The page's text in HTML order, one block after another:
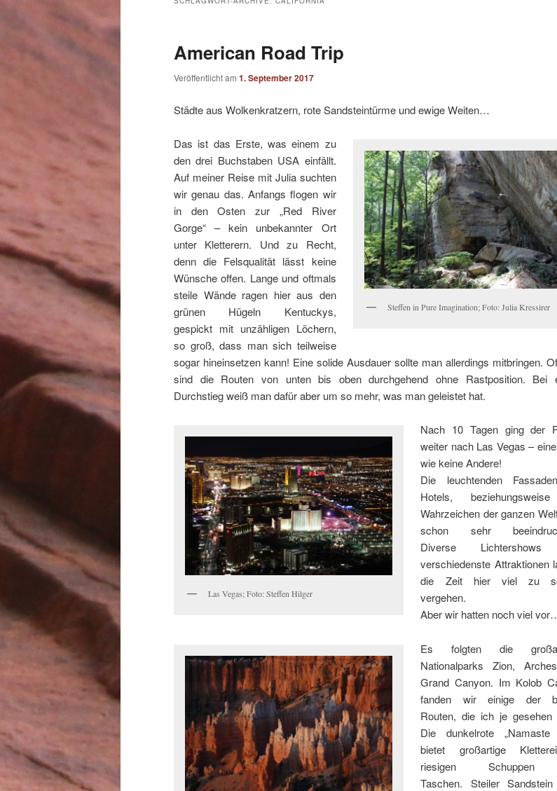
American Road Trip
Veröffentlicht am 1. September 2017
Städte aus Wolkenkratzern, rote Sandsteintürme und ewige Weiten…
Steffen in Pure Imagination; Foto: Julia Kressirer
Das ist das Erste, was einem zu
den drei Buchstaben USA einfällt.
Auf meiner Reise mit Julia suchten
wir genau das. Anfangs flogen wir
in den Osten zur „Red River
Gorge“ – kein unbekannter Ort
unter Kletterern. Und zu Recht,
denn die Felsqualität lässt keine
Wünsche offen. Lange und oftmals
steile Wände ragen hier aus den
grünen Hügeln Kentuckys,
gespickt mit unzähligen Löchern,
so groß, dass man sich teilweise
sogar hineinsetzen kann! Eine solide Ausdauer sollte man allerdings mitbringen.
sind die Routen von unten bis oben durchgehend ohne Rastposition. Bei
Durchstieg weiß man dafür aber um so mehr, was man geleistet hat.
Las Vegas; Foto: Steffen Hilger
Nach 10 Tagen ging der
weiter nach Las Vegas –
wie keine Andere!
Die leuchtenden
Hotels,
Wahrzeichen der ganzen
schon sehr
Diverse
verschiedenste Attraktionen
die Zeit hier viel zu
vergehen.
Aber wir hatten noch viel
Es folgten die
Nationalparks Zion,
Grand Canyon. Im Kolob
fanden wir einige der
Routen, die ich je gesehen
Die dunkelrote „Namaste
bietet großartige
riesigen Schuppen
Taschen. Steiler